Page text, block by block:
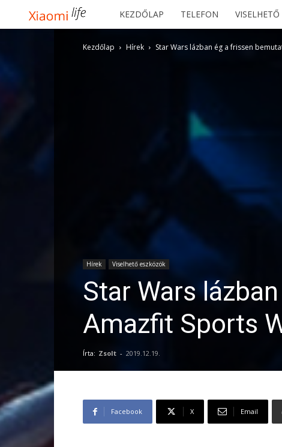
Xiaomilife
KEZDŐLAP TELEFON
Kezdőlap Hírek Star Wars lázban ég a frissen
Hírek Viselhető eszközök
Star Wars
Amazfit Sports
Írta: Zsolt - 2019.12.19.
Facebook X Email